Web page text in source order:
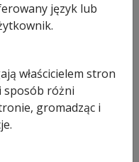
w
język lub
właścicielem stron
sposób różni
gromadząc i